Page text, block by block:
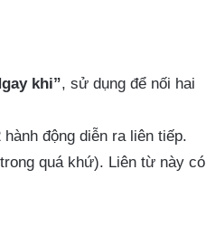
khi”, sử dụng để nối hai
động diễn ra liên tiếp.
quá khứ). Liên từ này có